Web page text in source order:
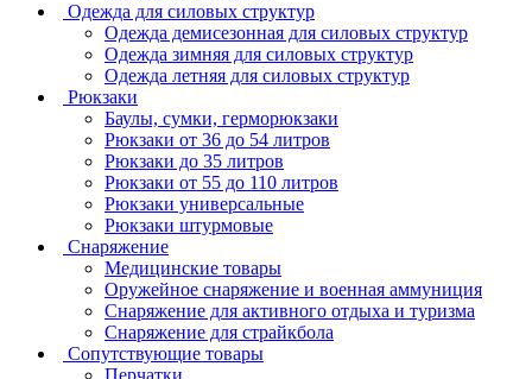
Одежда для силовых структур
Одежда демисезонная для силовых структур
Одежда зимняя для силовых структур
Одежда летняя для силовых структур
Рюкзаки
Баулы, сумки, герморюкзаки
Рюкзаки от 36 до 54 литров
Рюкзаки до 35 литров
Рюкзаки от 55 до 110 литров
Рюкзаки универсальные
Рюкзаки штурмовые
Снаряжение
Медицинские товары
Оружейное снаряжение и военная аммуниция
Снаряжение для активного отдыха и туризма
Снаряжение для страйкбола
Сопутствующие товары